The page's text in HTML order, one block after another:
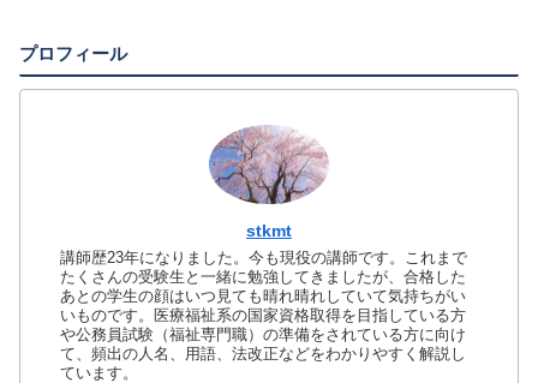
プロフィール
stkmt
講師歴23年になりました。今も現役の講師です。これまで
たくさんの受験生と一緒に勉強してきましたが、合格した
あとの学生の顔はいつ見ても晴れ晴れしていて気持ちがい
いものです。医療福祉系の国家資格取得を目指している方
や公務員試験（福祉専門職）の準備をされている方に向け
て、頻出の人名、用語、法改正などをわかりやすく解説し
ています。